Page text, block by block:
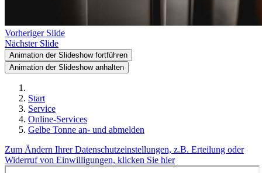
Vorheriger Slide
Nächster Slide
Animation der Slideshow fortführen
Animation der Slideshow anhalten
Start
Service
Online-Services
Gelbe Tonne an- und abmelden
Zum Ändern Ihrer Datenschutzeinstellungen, z.B. Erteilung oder
Widerruf von Einwilligungen, klicken Sie hier